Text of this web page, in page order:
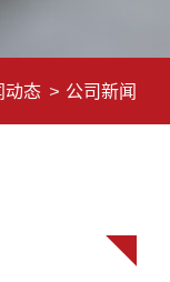
动态 > 公司新闻